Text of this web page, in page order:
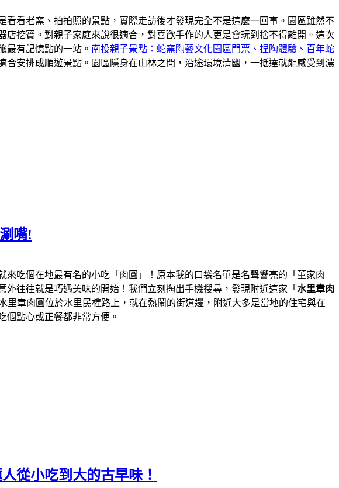
看看老窯、拍拍照的景點，實際走訪後才發現完全不是這麼一回事。園區雖然不
挖寶。對親子家庭來說很適合，對喜歡手作的人更是會玩到捨不得離開。這次
最有記憶點的一站。 南投親子景點：蛇窯陶藝文化園區門票、捏陶體驗、百年蛇
安排成順遊景點。園區隱身在山林之間，沿途環境清幽，一抵達就能感受到濃
嘴!
吃個在地最有名的小吃「肉圓」！原本我的口袋名單是名聲響亮的「董家肉
往往就是巧遇美味的開始！我們立刻掏出手機搜尋，發現附近這家「 水里章肉
里章肉圓位於水里民權路上，就在熱鬧的街道邊，附近大多是當地的住宅與在
個點心或正餐都非常方便。
從小吃到大的古早味！